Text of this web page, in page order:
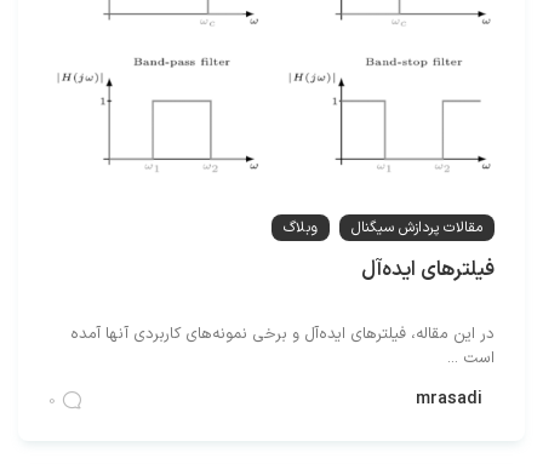
مقالات پردازش سیگنال وبلاگ
فیلترهای ایده‌آل
در این مقاله، فیلترهای ایده‌آل و برخی نمونه‌های کاربردی آنها آمده
است ...
mrasadi
0